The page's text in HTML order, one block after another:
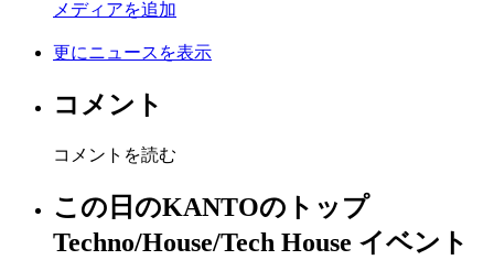
メディアを追加
更にニュースを表示
コメント
コメントを読む
この日のKANTOのトップ
Techno/House/Tech House イベント